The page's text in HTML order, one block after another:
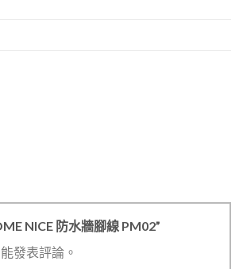
NICE 防水牆腳線 PM02”
發表評論。